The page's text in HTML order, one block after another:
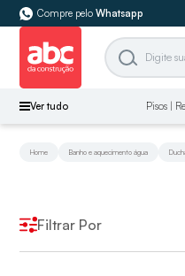
Compre pelo Whatsapp
Ver tudo Pisos |
Home Banho e aquecimento água
Filtrar Por